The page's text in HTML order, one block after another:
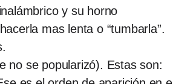
y su horno
mas lenta o “tumbarla”.
no se popularizó). Estas son: